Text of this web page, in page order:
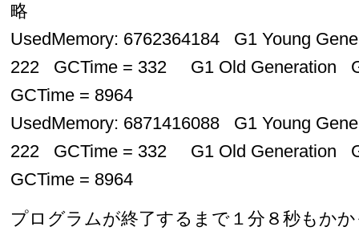
略
UsedMemory: 6762364184 G1 Young
222 GCTime = 332 G1 Old Generation
GCTime = 8964
UsedMemory: 6871416088 G1 Young
222 GCTime = 332 G1 Old Generation
GCTime = 8964
プログラムが終了するまで１分８秒もか